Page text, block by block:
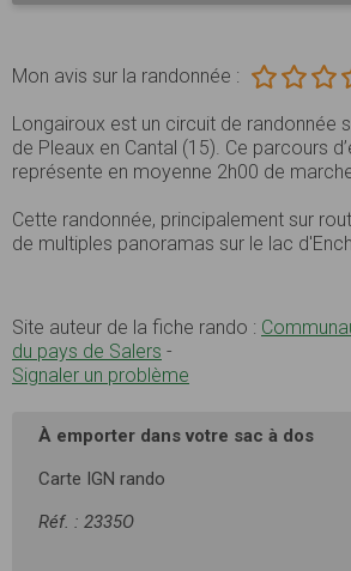
Mon avis sur la randonnée :
Longairoux est un circuit de randonnée
de Pleaux en Cantal (15). Ce parcours
représente en moyenne 2h00 de
Cette randonnée, principalement sur
de multiples panoramas sur le lac
Site auteur de la fiche rando :
du pays de Salers -
Signaler un problème
À emporter dans votre sac à dos
Carte IGN rando
Réf. : 2335O